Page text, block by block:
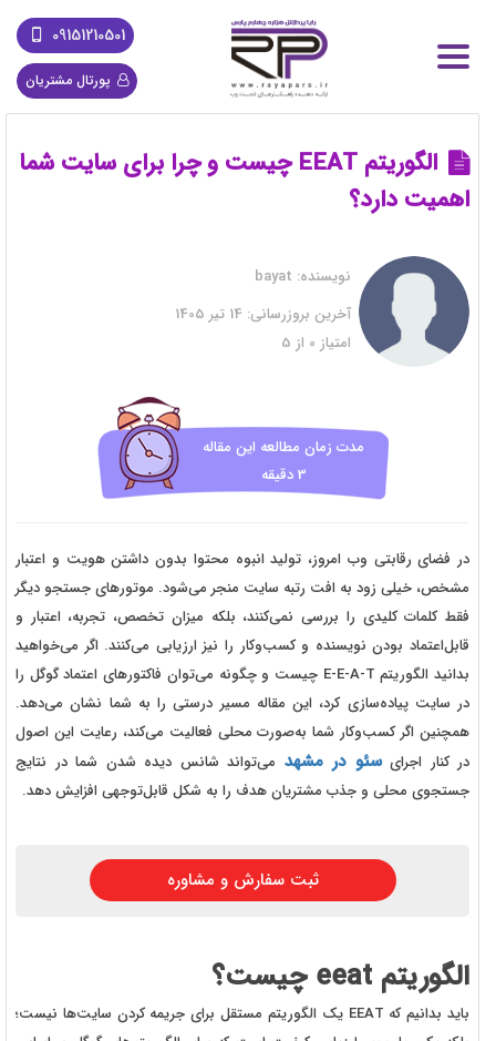
09151210501
پورتال مشتریان
الگوریتم EEAT چیست و چرا برای سایت شما
اهمیت دارد؟
نویسنده: bayat
آخرین بروزرسانی:
امتیاز 0 از 5
مدت زمان مطالعه این مقاله
3 دقیقه
در فضای رقابتی وب امروز، تولید انبوه محتوا بدون داشتن هویت و اعتبار
مشخص، خیلی زود به افت رتبه سایت منجر می‌شود. موتورهای جستجو دیگر
فقط کلمات کلیدی را بررسی نمی‌کنند، بلکه میزان تخصص، تجربه، اعتبار و
قابل‌اعتماد بودن نویسنده و کسب‌وکار را نیز ارزیابی می‌کنند. اگر می‌خواهید
بدانید الگوریتم E-E-A-T چیست و چگونه می‌توان فاکتورهای اعتماد گوگل را
در سایت پیاده‌سازی کرد، این مقاله مسیر درستی را به شما نشان می‌دهد.
همچنین اگر کسب‌وکار شما به‌صورت محلی فعالیت می‌کند، رعایت این اصول
در کنار اجرایسئو در مشهد می‌تواند شانس دیده شدن شما در نتایج
جستجوی محلی و جذب مشتریان هدف را به شکل قابل‌توجهی افزایش دهد.
ثبت سفارش و مشاوره
الگوریتم eeat چیست؟
باید بدانیم که EEAT یک الگوریتم مستقل برای جریمه کردن سایت‌ها نیست؛